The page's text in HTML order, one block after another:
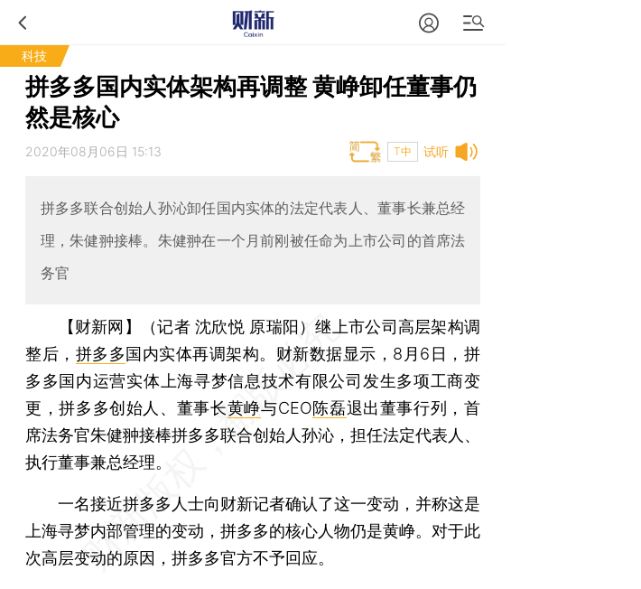
科技
拼多多国内实体架构再调整 黄峥卸任董事仍
然是核心
试听
2020年08月06日 15:13 T中
拼多多联合创始人孙沁卸任国内实体的法定代表人、董事长兼总经
理，朱健翀接棒。朱健翀在一个月前刚被任命为上市公司的首席法
务官
【财新网】（记者 沈欣悦 原瑞阳）继上市公司高层架构调
整后， 拼多多国内实体再调架构。财新数据显示，8月6日，拼
多多国内运营实体上海寻梦信息技术有限公司发生多项工商变
更，拼多多创始人、董事长黄峥与CEO陈磊退出董事行列，首
席法务官朱健翀接棒拼多多联合创始人孙沁，担任法定代表人、
执行董事兼总经理。
一名接近拼多多人士向财新记者确认了这一变动，并称这是
上海寻梦内部管理的变动，拼多多的核心人物仍是黄峥。对于此
次高层变动的原因，拼多多官方不予回应。